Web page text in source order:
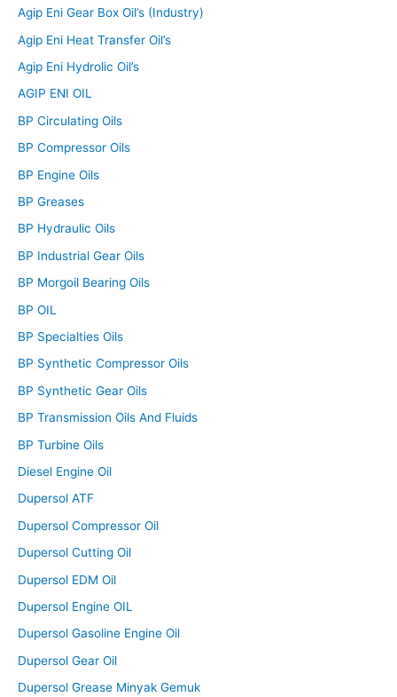
Agip Eni Gear Box Oil’s (Industry)
Agip Eni Heat Transfer Oil’s
Agip Eni Hydrolic Oil’s
AGIP ENI OIL
BP Circulating Oils
BP Compressor Oils
BP Engine Oils
BP Greases
BP Hydraulic Oils
BP Industrial Gear Oils
BP Morgoil Bearing Oils
BP OIL
BP Specialties Oils
BP Synthetic Compressor Oils
BP Synthetic Gear Oils
BP Transmission Oils And Fluids
BP Turbine Oils
Diesel Engine Oil
Dupersol ATF
Dupersol Compressor Oil
Dupersol Cutting Oil
Dupersol EDM Oil
Dupersol Engine OIL
Dupersol Gasoline Engine Oil
Dupersol Gear Oil
Dupersol Grease Minyak Gemuk